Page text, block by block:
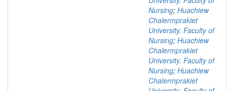
Nursing; Huachiew
Chalermprakiet
University. Faculty of
Nursing; Huachiew
Chalermprakiet
University. Faculty of
Nursing; Huachiew
Chalermprakiet